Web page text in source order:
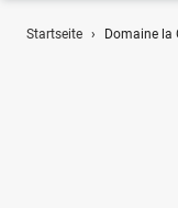
DirektStartseite › Domaine la